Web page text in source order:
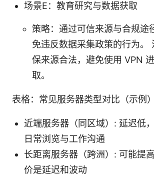
场景E：教育研究与数据获取
策略：通过可信来源与合规途
免违反数据采集政策的行为。
保来源合法，避免使用 VPN
取。
表格：常见服务器类型对比（示例）
近端服务器（同区域）: 延迟低
日常浏览与工作沟通
长距离服务器（跨洲）: 可能提
价是延迟和波动